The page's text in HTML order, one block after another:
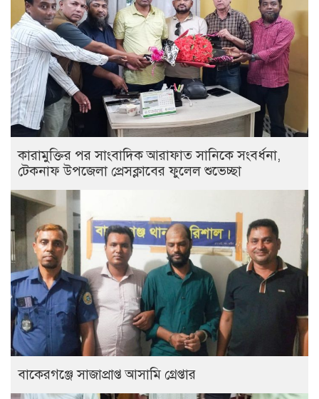
কারামুক্তির পর সাংবাদিক আরাফাত সানিকে সংবর্ধনা,
টেকনাফ উপজেলা প্রেসক্লাবের ফুলেল শুভেচ্ছা
বাকেরগঞ্জে সাজাপ্রাপ্ত আসামি গ্রেপ্তার